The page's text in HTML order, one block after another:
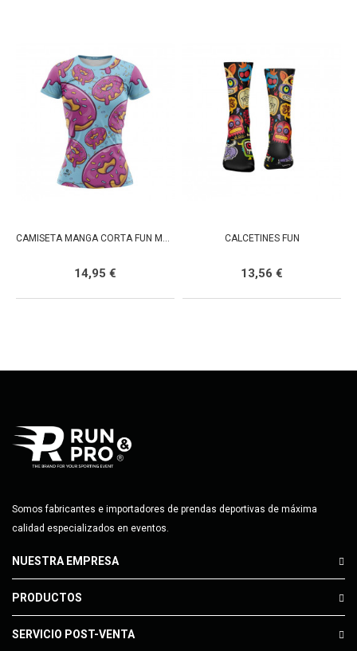
CAMISETA MANGA CORTA FUN MUJER
Precio
14,95 €
CALCETINES FUN
Precio base
Precio
13,56 €
Somos fabricantes e importadores de prendas deportivas de máxima
calidad especializados en eventos.
NUESTRA EMPRESA
PRODUCTOS
SERVICIO POST-VENTA